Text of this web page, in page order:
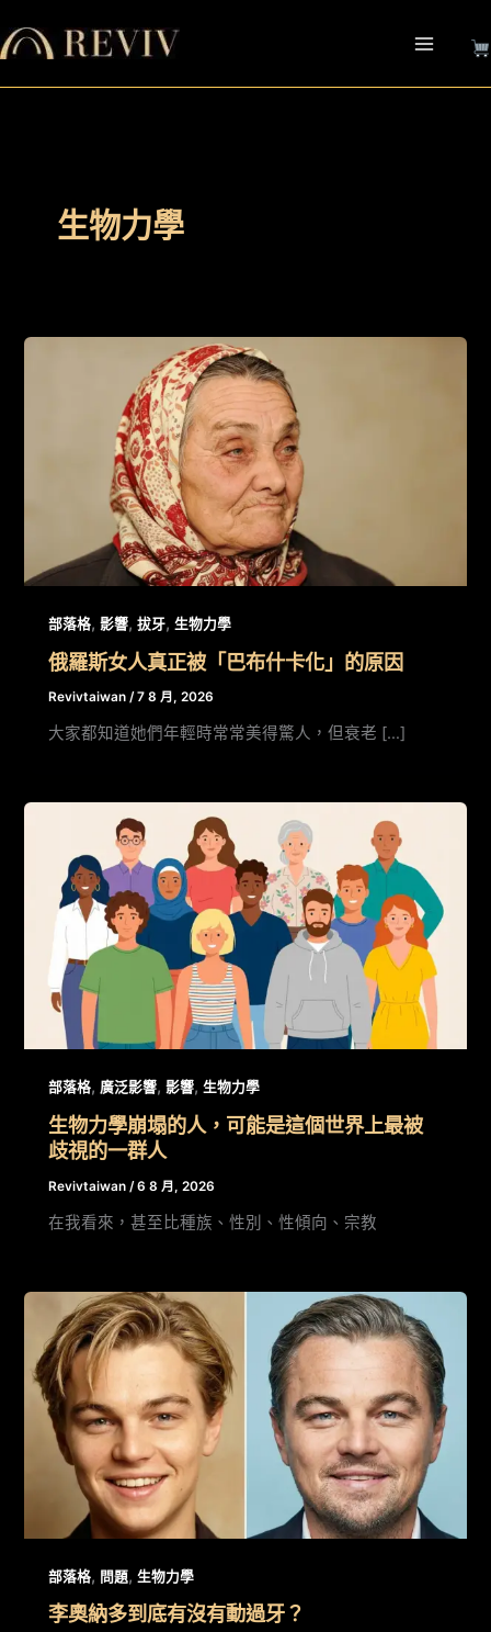
至
主
要
生物力學
部落格,影響,拔牙,生物力學
俄羅斯女人真正被「巴布什卡化」的原因
Revivtaiwan/7 8 月, 2026
大家都知道她們年輕時常常美得驚人，但衰老 […]
部落格, 廣泛影響,影響,生物力學
生物力學崩塌的人，可能是這個世界上最被
歧視的一群人
Revivtaiwan /6 8 月, 2026
在我看來，甚至比種族、性別、性傾向、宗教
部落格, 問題,生物力學
李奧納多到底有沒有動過牙？